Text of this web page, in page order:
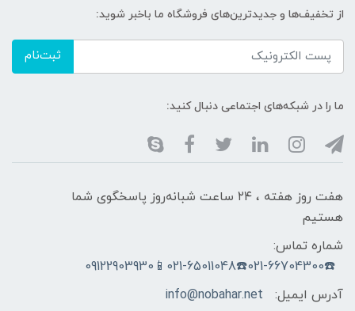
از تخفیف‌ها و جدیدترین‌های فروشگاه ما باخبر شوید:
ثبت‌نام
ما را در شبکه‌های اجتماعی دنبال کنید:
هفت روز هفته ، ۲۴ ساعت شبانه‌روز پاسخگوی شما
هستیم
شماره تماس:
☎️021-66704300☎️021-65011048📱09122903930
آدرس ایمیل:
info@nobahar.net